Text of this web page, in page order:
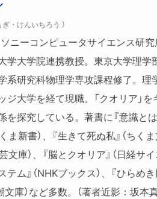
ぎ・けんいちろう ）
ニーコンピュータサイエンス研
学大学院連携教授。東京大学理学
系研究科物理学専攻課程修了。理
ジ大学を経て現職。「クオリア」
探究している。著書に『意識とは
ま新書）、『生きて死ぬ私』（ちく
文庫）、『脳とクオリア』（日経サ
ム』（NHKブックス）、『ひらめき
文庫）など多数。（著者近影：坂本